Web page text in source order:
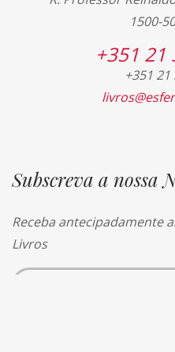
1500-
+351 21
+351 21
Subscreva a nossa
Receba antecipadamente
Livros